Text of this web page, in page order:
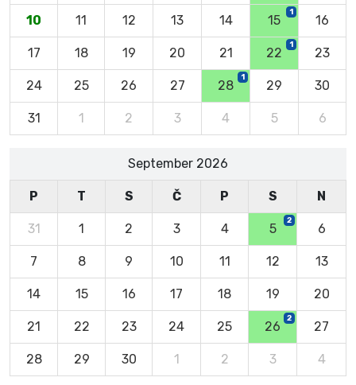
10 11 12 13 14 15
1
16
17 18 19 20 21 22
1
23
24 25 26 27 28
1
29 30
31 1 2 3 4 5 6
September 2026
P T S Č P S N
31 1 2 3 4 5
2
6
7 8 9 10 11 12 13
14 15 16 17 18 19 20
21 22 23 24 25 26
2
27
28 29 30 1 2 3 4